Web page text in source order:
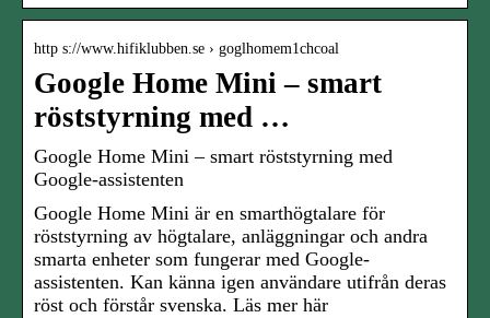
http s://www.hifiklubben.se › goglhomem1chcoal
Google Home Mini – smart
röststyrning med …
Google Home Mini – smart röststyrning med
Google-assistenten
Google Home Mini är en smarthögtalare för
röststyrning av högtalare, anläggningar och andra
smarta enheter som fungerar med Google-
assistenten. Kan känna igen användare utifrån deras
röst och förstår svenska. Läs mer här